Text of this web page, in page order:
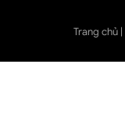
Trang chủ |